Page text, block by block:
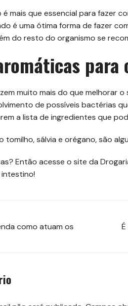
mais que essencial para fazer
é uma ótima forma de fazer
do resto do organismo se
para
muito mais do que melhorar
de possíveis bactérias
a lista de ingredientes que
tomilho, sálvia e orégano, são
Então acesse o site da
como atuam os